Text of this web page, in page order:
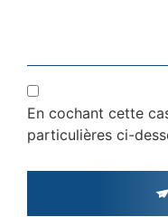
En cochant cette
particulières ci-